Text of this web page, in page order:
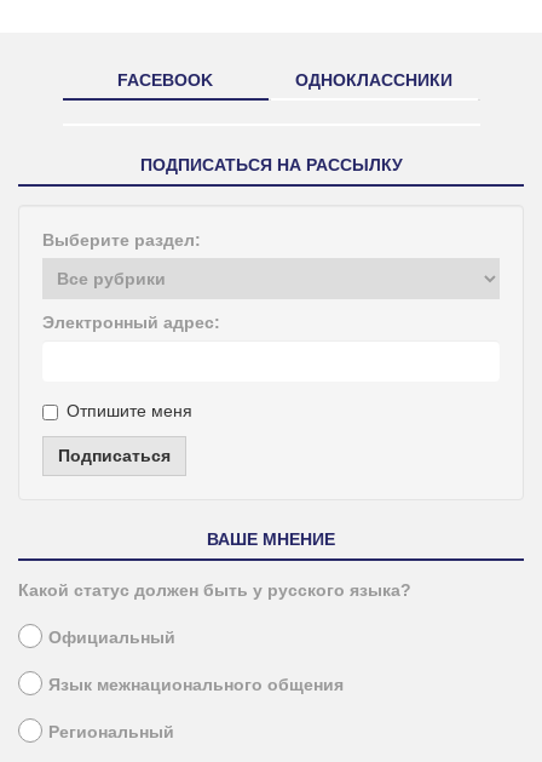
FACEBOOK ОДНОКЛАССНИКИ
ПОДПИСАТЬСЯ НА РАССЫЛКУ
Выберите раздел:
Электронный адрес:
Отпишите меня
Подписаться
ВАШЕ МНЕНИЕ
Какой статус должен быть у русского языка?
Официальный
Язык межнационального общения
Региональный